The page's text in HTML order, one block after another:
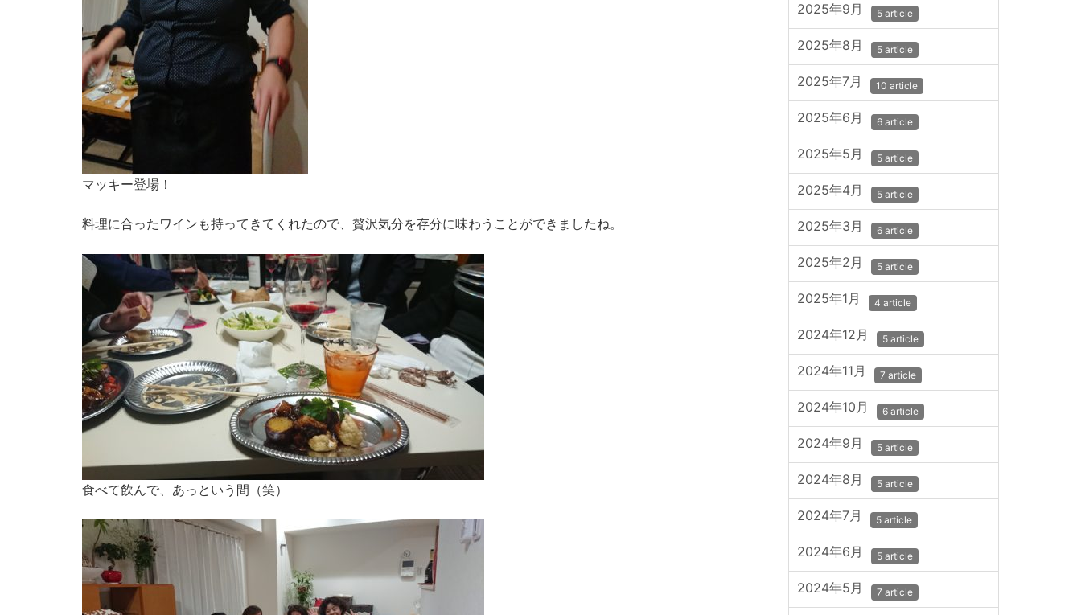
マッキー登場！
料理に合ったワインも持ってきてくれたので、贅沢気分を存分に味わうことができましたね。
食べて飲んで、あっという間（笑）
2025年9月 5 article
2025年8月 5 article
2025年7月 10 article
2025年6月 6 article
2025年5月 5 article
2025年4月 5 article
2025年3月 6 article
2025年2月 5 article
2025年1月 4 article
2024年12月 5 article
2024年11月 7 article
2024年10月 6 article
2024年9月 5 article
2024年8月 5 article
2024年7月 5 article
2024年6月 5 article
2024年5月 7 article